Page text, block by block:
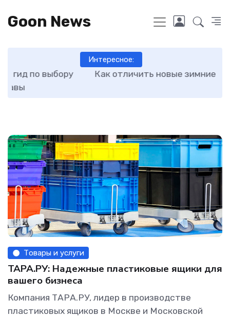
Goon News
Интересное:
Как отличить новые зимние шины от бу
Товары и услуги
ТАРА.РУ: Надежные пластиковые ящики для
вашего бизнеса
Компания ТАРА.РУ, лидер в производстве
пластиковых ящиков в Москве и Московской